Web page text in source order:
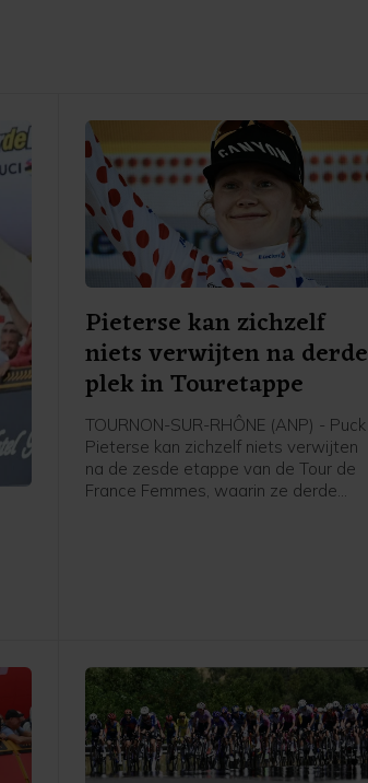
Pieterse kan zichzelf
niets verwijten na derde
plek in Touretappe
TOURNON-SUR-RHÔNE (ANP) - Puck
Pieterse kan zichzelf niets verwijten
na de zesde etappe van de Tour de
France Femmes, waarin ze derde